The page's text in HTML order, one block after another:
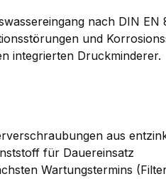
nach DIN
und
integrierten Druckminderer.
aus
für Dauereinsatz
Wartungstermins